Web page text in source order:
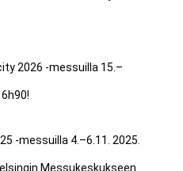
2026 -messuilla 15.–
-messuilla 4.–6.11. 2025.
Messukeskukseen